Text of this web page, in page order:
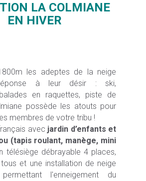
LA COLMIANE
EN HIVER
les adeptes de la neige
à leur désir : ski,
en raquettes, piste de
possède les atouts pour
membres de votre tribu !
avec jardin d’enfants et
(tapis roulant, manège, mini
télésiège débrayable 4 places,
et une installation de neige
l'enneigement du